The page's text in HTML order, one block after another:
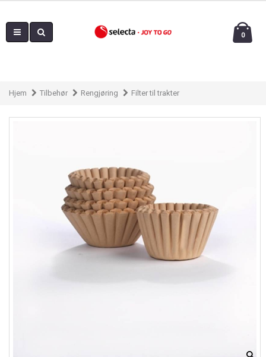
0
Hjem Tilbehør Rengjøring Filter til trakter